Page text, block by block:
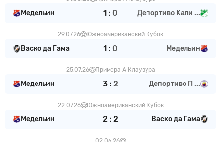
Медельин 1 : 0 Депортиво Kали ...
29.07.26 Южноамериканский Кубок
Васко да Гама 1 : 0 Медельин
25.07.26 Примера А Клаузура
Медельин 3 : 2 Депортиво П ...
22.07.26 Южноамериканский Кубок
Медельин 2 : 2 Васко да Гама
02.06.26